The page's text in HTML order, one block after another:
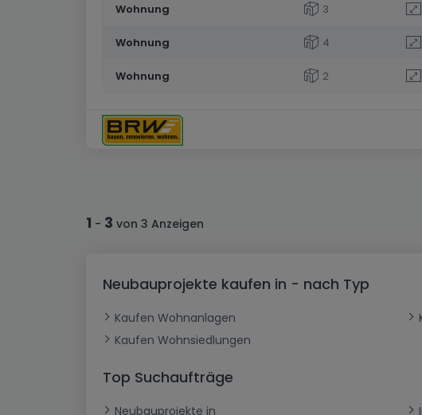
Wohnung 3
Wohnung 4
Wohnung 2
1 - 3 von 3 Anzeigen
Neubauprojekte kaufen in - nach Typ
Kaufen Wohnanlagen
Kaufen Wohnsiedlungen
Top Suchaufträge
Neubauprojekte in